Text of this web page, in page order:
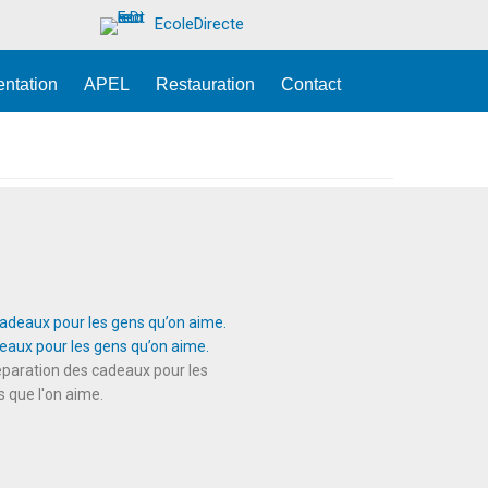
EcoleDirecte
APEL Restauration Contact
pour les gens qu’on aime.
des cadeaux pour les
que l'on aime.